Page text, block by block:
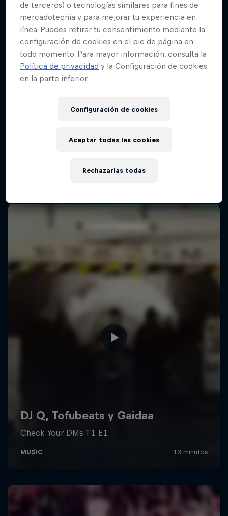
Red Bull Batalla Final Torneo de Plazas
de terceros) o tecnologías similares para fines de
mercadotecnia y para mejorar tu experiencia en
línea. Puedes retirar tu consentimiento mediante la
configuración de cookies en el pie de página en
todo momento. Para mayor información, consulta la
Política de privacidad y la Configuración de cookies
en la parte inferior.
Configuración de cookies
Rechazarlas todas
Aceptar todas las cookies